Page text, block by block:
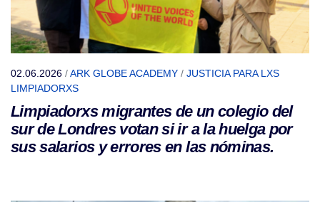
02.06.2026 /ARK GLOBE ACADEMY / JUSTICIA PARA LXS
LIMPIADORXS
Limpiadorxs migrantes de un colegio del
sur de Londres votan si ir a la huelga por
sus salarios y errores en las nóminas.